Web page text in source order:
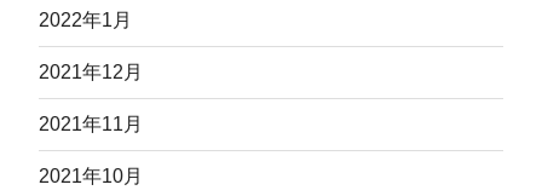
2022年1月
2021年12月
2021年11月
2021年10月